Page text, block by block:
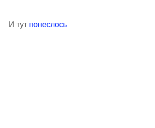
И тут понеслось